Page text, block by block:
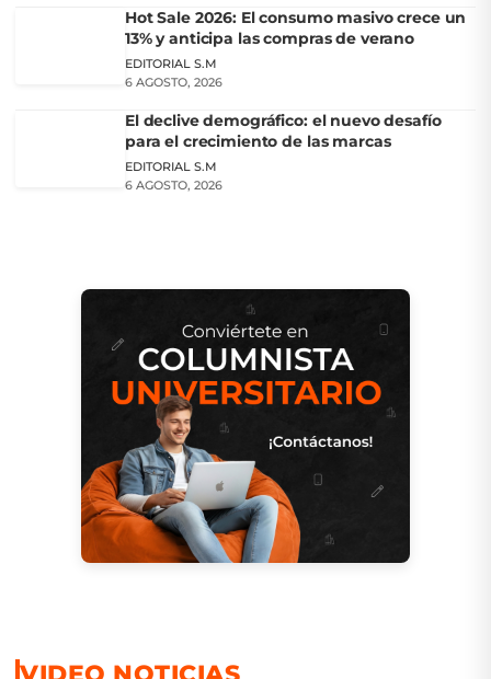
Hot Sale 2026: El consumo masivo crece un
13% y anticipa las compras de verano
EDITORIAL S.M
6 AGOSTO, 2026
El declive demográfico: el nuevo desafío
para el crecimiento de las marcas
EDITORIAL S.M
6 AGOSTO, 2026